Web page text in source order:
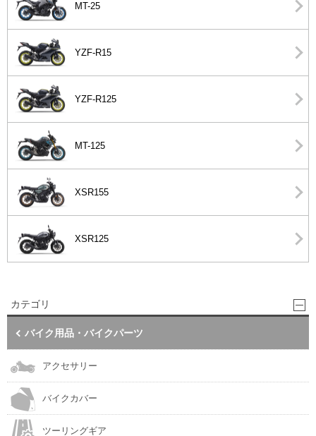
MT-25
YZF-R15
YZF-R125
MT-125
XSR155
XSR125
カテゴリ
バイク用品・バイクパーツ
アクセサリー
バイクカバー
ツーリングギア